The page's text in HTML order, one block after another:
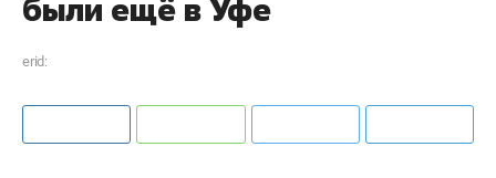
были ещё в Уфе
erid: